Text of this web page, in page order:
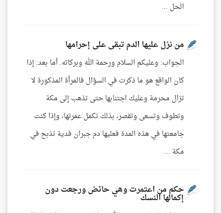
الحل ...
من نزل عليها الدم تبقى على إحرامها
الجواب: وعليكم السلام ورحمة الله وبركاته. أما بعد: إذا
كان الواقع هو ما ذكرت في السؤال فالمرأة المذكورة لا
تزال محرمة وعليك اجتنابها حتى تذهب إلى مكة
وتطوف وتسعى وتقصر، بذلك تكمل عمرتها، وإذا كنت
جامعتها في هذه المدة فعليها دم جبران فدية تذبح في
مكة ...
حكم من اعتمرت وهي حائض ورجعت دون
إكمالها النسك